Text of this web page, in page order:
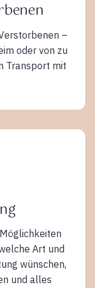
–
oder von zu
Transport mit
Art und
wünschen,
und alles